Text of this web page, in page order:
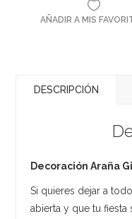
AÑADIR A MIS
DESCRIPCIÓN
Decoración Araña
Si quieres dejar a
abierta y que tu fiesta